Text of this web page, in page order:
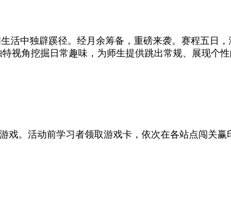
活中独辟蹊径。经月余筹备，重磅来袭。赛程五日
视角挖掘日常趣味，为师生提供跳出常规、展现个
戏。活动前学习者领取游戏卡，依次在各站点闯关